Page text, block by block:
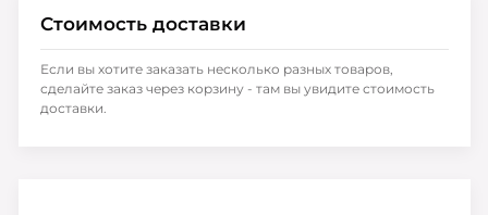
Стоимость доставки
Если вы хотите заказать несколько разных товаров,
сделайте заказ через корзину - там вы увидите стоимость
доставки.